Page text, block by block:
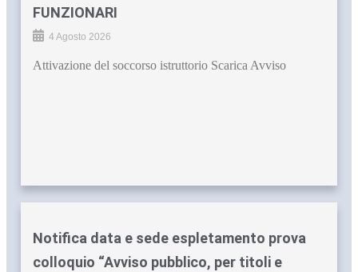
FUNZIONARI
4 Agosto 2026
Attivazione del soccorso istruttorio Scarica Avviso
Notifica data e sede espletamento prova
colloquio “Avviso pubblico, per titoli e